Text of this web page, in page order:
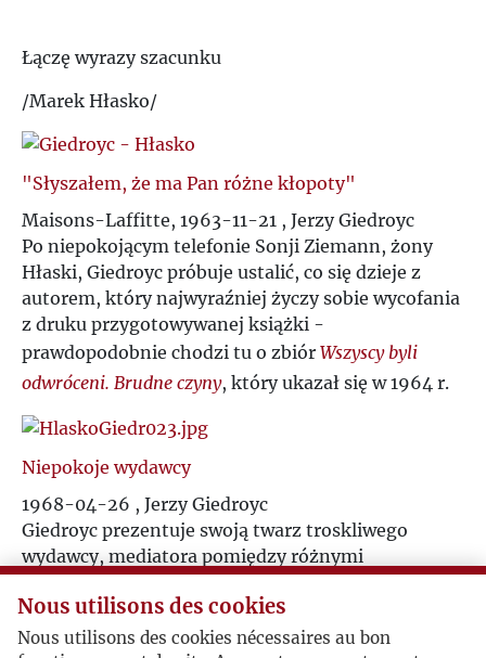
Łączę wyrazy szacunku
/Marek Hłasko/
"Słyszałem, że ma Pan różne kłopoty"
Maisons-Laffitte, 1963-11-21 , Jerzy Giedroyc
Po niepokojącym telefonie Sonji Ziemann, żony
Hłaski, Giedroyc próbuje ustalić, co się dzieje z
autorem, który najwyraźniej życzy sobie wycofania
z druku przygotowywanej książki -
prawdopodobnie chodzi tu o zbiór Wszyscy byli
odwróceni. Brudne czyny, który ukazał się w 1964 r.
Niepokoje wydawcy
1968-04-26 , Jerzy Giedroyc
Giedroyc prezentuje swoją twarz troskliwego
wydawcy, mediatora pomiędzy różnymi
tłumaczy Hłasce, że Tyrmand na pewno nie miał
wobec niego złych intencji, przekonuje go także o
Nous utilisons des cookies
Nous utilisons des cookies nécessaires au bon